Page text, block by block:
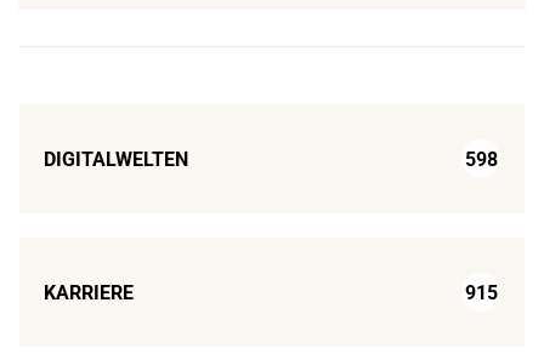
DIGITALWELTEN 598
KARRIERE 915